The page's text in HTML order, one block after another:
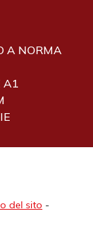
A NORMA
A1
del sito -